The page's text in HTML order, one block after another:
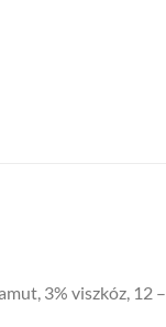
3% viszkóz, 12